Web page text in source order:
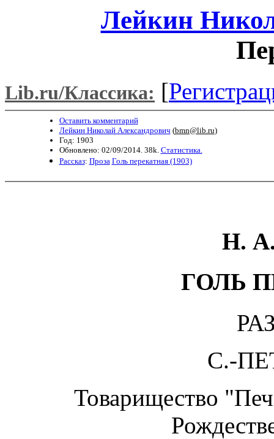
Лейкин
Lib.ru/Классика: [
Оставить комментарий
Лейкин Николай Александрович (bmn@lib.ru)
Год: 1903
Обновлено: 02/09/2014. 38k. Статистика.
Рассказ: Проза Голь перекатная (1903)
Н.
ГОЛЬ
С.-
Товарищество